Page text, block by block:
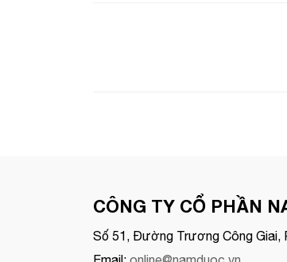
CÔNG TY CỔ PHẦN
Số 51, Đường Trương Công Giai,